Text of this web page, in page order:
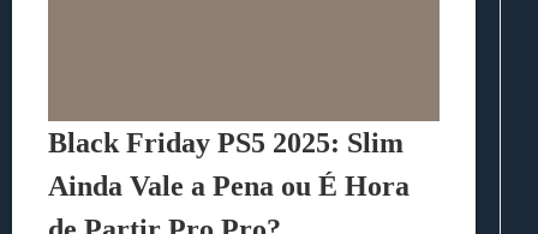
Black Friday PS5 2025: Slim
Ainda Vale a Pena ou É Hora